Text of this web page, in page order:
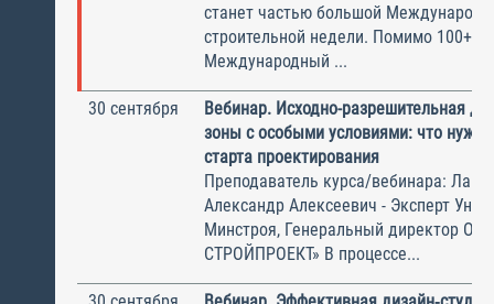
станет частью большой
строительной недели. Помимо 100+,
Международный ...
30 сентября
Вебинар. Исходно-разрешительная
зоны с особыми условиями: что
старта проектирования
Преподаватель курса/вебинара:
Александр Алексеевич - Эксперт
Минстроя, Генеральный директор
СТРОЙПРОЕКТ» В процессе...